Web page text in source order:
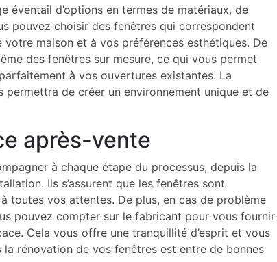
éventail d’options en termes de matériaux, de
pouvez choisir des fenêtres qui correspondent
maison et à vos préférences esthétiques. De
des fenêtres sur mesure, ce qui vous permet
à vos ouvertures existantes. La
de créer un environnement unique et de
après-vente
à chaque étape du processus, depuis la
Ils s’assurent que les fenêtres sont
toutes vos attentes. De plus, en cas de problème
pouvez compter sur le fabricant pour vous fournir
Cela vous offre une tranquillité d’esprit et vous
rénovation de vos fenêtres est entre de bonnes